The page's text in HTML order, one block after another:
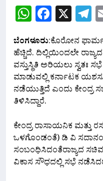
X
ಬೆಂಗಳೂರು:ಕೊರೋನ
ಹೆಚ್ಚಿದೆ. ದಿಲ್ಲಿಯಿಂದಲೇ
ವಸ್ತುಸ್ಥಿತಿ ಅರಿಯಲು ಸ್ವತಃ
ಮಾಡುವಲ್ಲಿ ಕರ್ನಾಟಕ
ನಡೆಯುತ್ತಿದೆ ಎಂದು
ತಿಳಿಸಿದ್ದಾರೆ.
ಕೇಂದ್ರ ರಾಸಾಯನಿಕ ಮತ್ತು
ಒಳಗೊಂಡಂತೆ) ಡಿ ವಿ
ಸಂಬಂಧಿಸಿದಂತೆರಾಜ್ಯದ
ವಿಕಾಸ ಸೌಧದಲ್ಲಿ ಸಭೆ